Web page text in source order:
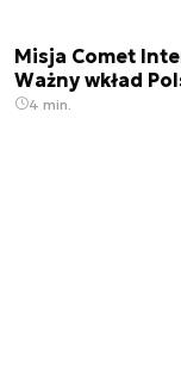
Misja Comet
Ważny wkład
4 min.